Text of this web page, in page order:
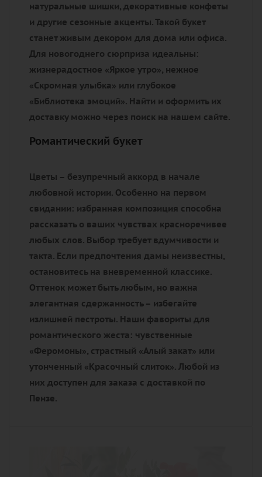
натуральные шишки, декоративные конфеты
и другие сезонные акценты. Такой букет
станет живым декором для дома или офиса.
Для новогоднего сюрприза идеальны:
жизнерадостное «Яркое утро», нежное
«Скромная улыбка» или глубокое
«Библиотека эмоций». Найти и оформить их
доставку можно через поиск на нашем сайте.
Романтический букет
Цветы – безупречный аккорд в начале
любовной истории. Особенно на первом
свидании: избранная композиция способна
рассказать о ваших чувствах красноречивее
любых слов. Выбор требует вдумчивости и
такта. Если предпочтения дамы неизвестны,
остановитесь на вневременной классике.
Оттенок может быть любым, но важна
элегантная сдержанность – избегайте
излишней пестроты. Наши фавориты для
романтического жеста: чувственные
«Феромоны», страстный «Алый закат» или
утонченный «Красочный слиток». Любой из
них доступен для заказа с доставкой по
Пензе.